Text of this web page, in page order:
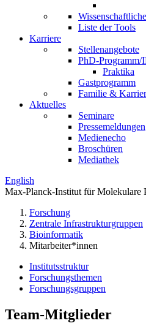
Liste der Tools
Karriere
Stellenangebote
PhD-Programm/
Praktika
Gastprogramm
Familie &
Aktuelles
Seminare
Pressemeldungen
Medienecho
Broschüren
Mediathek
English
Max-Planck-Institut für Molekulare
Forschung
Zentrale Infrastrukturgruppen
Bioinformatik
Mitarbeiter*innen
Institutsstruktur
Forschungsthemen
Forschungsgruppen
Team-Mitglieder